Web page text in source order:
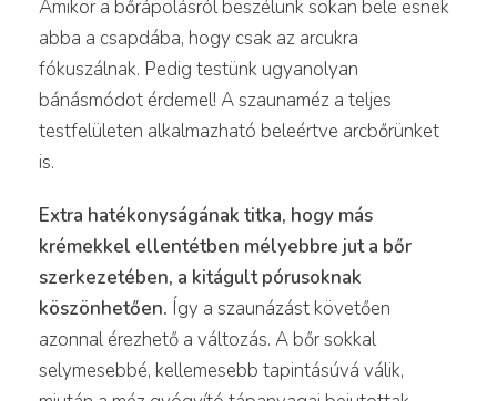
Amikor a bőrápolásról beszélünk sokan bele esnek
abba a csapdába, hogy csak az arcukra
fókuszálnak. Pedig testünk ugyanolyan
bánásmódot érdemel! A szaunaméz a teljes
testfelületen alkalmazható beleértve arcbőrünket
is.
Extra hatékonyságának titka, hogy más
krémekkel ellentétben mélyebbre jut a bőr
szerkezetében, a kitágult pórusoknak
köszönhetően. Így a szaunázást követően
azonnal érezhető a változás. A bőr sokkal
selymesebbé, kellemesebb tapintásúvá válik,